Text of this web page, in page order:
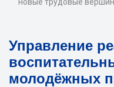
Управление
молодёжных